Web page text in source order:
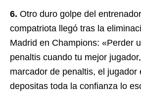
6. Otro duro golpe del
compatriota llegó tras la
Madrid en Champions: «Perder
penaltis cuando tu mejor
marcador de penaltis, el jugador
depositas toda la confianza lo